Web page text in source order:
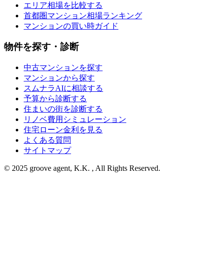
エリア相場を比較する
首都圏マンション相場ランキング
マンションの買い時ガイド
物件を探す・診断
中古マンションを探す
マンションから探す
スムナラAIに相談する
予算から診断する
住まいの街を診断する
リノベ費用シミュレーション
住宅ローン金利を見る
よくある質問
サイトマップ
© 2025 groove agent, K.K. , All Rights Reserved.